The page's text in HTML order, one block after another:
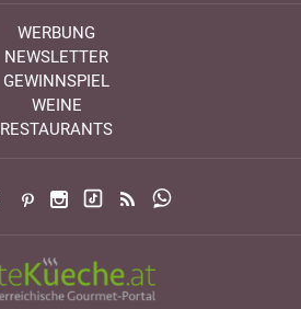
WERBUNG
NEWSLETTER
GEWINNSPIEL
WEINE
RESTAURANTS